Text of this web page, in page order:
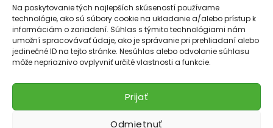
Na poskytovanie tých najlepších skúseností používame
technológie, ako sú súbory cookie na ukladanie a/alebo prístup k
informáciám o zariadení. Súhlas s týmito technológiami nám
umožní spracovávať údaje, ako je správanie pri prehliadaní alebo
jedinečné ID na tejto stránke. Nesúhlas alebo odvolanie súhlasu
môže nepriaznivo ovplyvniť určité vlastnosti a funkcie.
Prijať
Odmietnuť
+421918 530 888
Cookies